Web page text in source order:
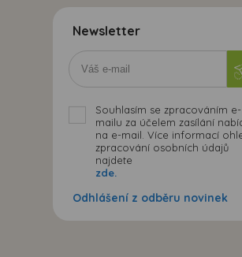
Newsletter
Souhlasím se zpracováním e-
mailu za účelem zasílání
na e-mail. Více informací
zpracování osobních údajů
najdete
zde.
Odhlášení z odběru novinek